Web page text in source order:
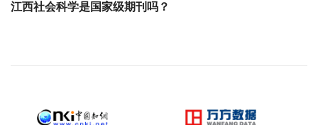
江西社会科学是国家级期刊吗？